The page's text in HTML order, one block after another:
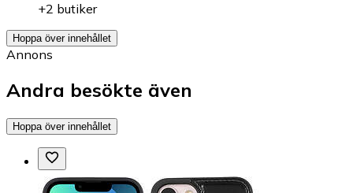
+2 butiker
Hoppa över innehållet
Annons
Andra besökte även
Hoppa över innehållet